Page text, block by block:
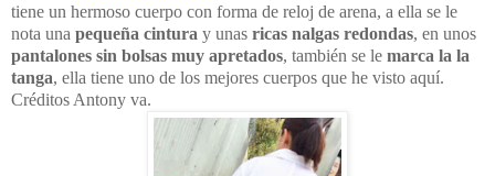
tiene un hermoso cuerpo con forma de reloj de arena, a ella se le
nota una pequeña cintura y unas ricas nalgas redondas, en unos
pantalones sin bolsas muy apretados, también se le marca la la
tanga, ella tiene uno de los mejores cuerpos que he visto aquí.
Créditos Antony va.